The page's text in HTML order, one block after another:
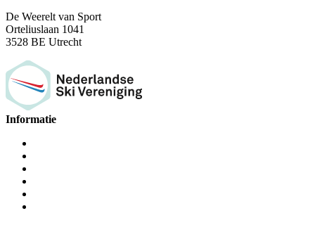
De Weerelt van Sport
Orteliuslaan 1041
3528 BE Utrecht
Informatie